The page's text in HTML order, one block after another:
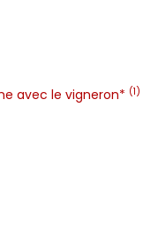
avec le vigneron* (1)